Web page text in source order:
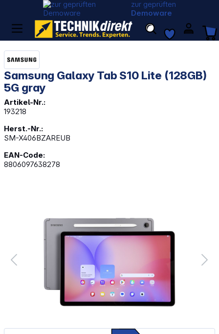
zur geprüften
Demoware
Samsung Galaxy Tab S10 Lite (128GB)
5G gray
Artikel-Nr.:
193218
Herst.-Nr.:
SM-X406BZAREUB
EAN-Code:
8806097638278